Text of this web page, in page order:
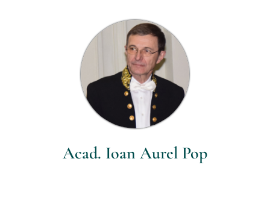
Acad. Ioan Aurel Pop